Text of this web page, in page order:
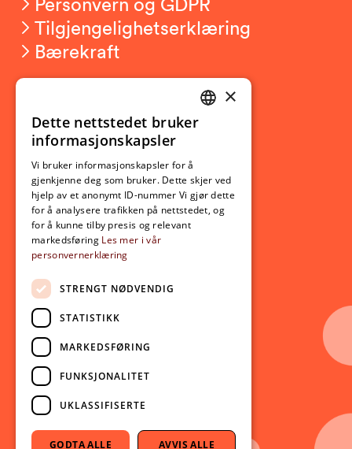
Tilgjengelighetserklæring
Bærekraft
Ny student
Utveksling
Opptak
Lov- og regelverk
Aktuelt
Nyheter
Arrangementer
Nyhetsbrev
Ledige stillinger
Følg oss på sosiale medier:
Facebook
Instagram
Youtube
NORWEGIAN
×
Dette nettstedet bruker
informasjonskapsler
Vi bruker informasjonskapsler for å
gjenkjenne deg som bruker. Dette skjer ved
hjelp av et anonymt ID-nummer Vi gjør dette
for å analysere trafikken på nettstedet, og
for å kunne tilby presis og relevant
markedsføring Les mer i vår
personvernerklæring
STRENGT NØDVENDIG
STATISTIKK
MARKEDSFØRING
FUNKSJONALITET
UKLASSIFISERTE
GODTA ALLE AVVIS ALLE